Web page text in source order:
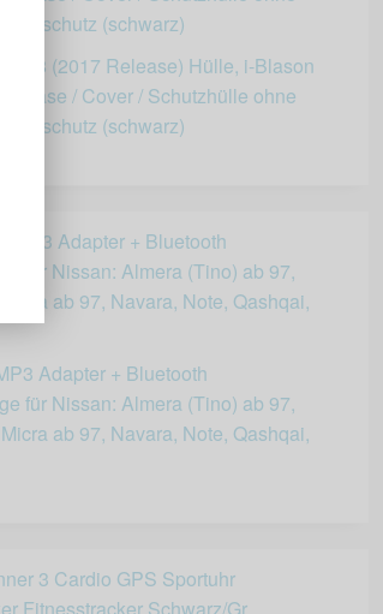
S8 (2017 Release) Hülle, i-Blason
Case / Cover / Schutzhülle ohne
(schwarz)
Adapter + Bluetooth
für Nissan: Almera (Tino) ab 97,
ab 97, Navara, Note, Qashqai,